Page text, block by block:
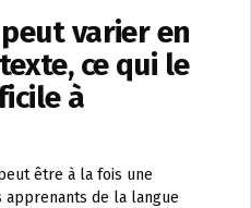
varier en
ce qui le
à
être à la fois une
de la langue